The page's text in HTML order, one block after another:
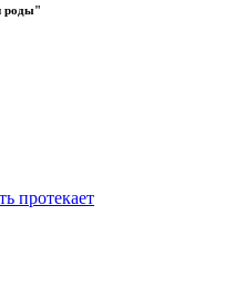
роды"
протекает